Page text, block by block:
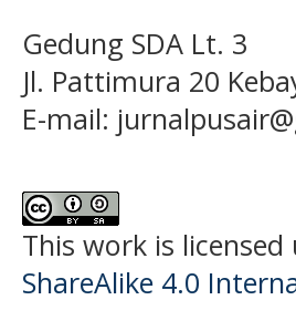
Gedung SDA Lt. 3
Jl. Pattimura 20
E-mail:
This work is licensed
ShareAlike 4.0